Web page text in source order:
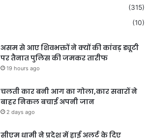
(315)
(10)
असम से आए शिवभक्तों ने क्यों की कांवड़ ड्यूटी
पर तैनात पुलिस की जमकर तारीफ
19 hours ago
चलती कार बनी आग का गोला,कार सवारों ने
बाहर निकल बचाई अपनी जान
2 days ago
सीएम धामी ने प्रदेश में हाई अलर्ट के दिए